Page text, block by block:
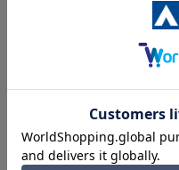
INFORMATION